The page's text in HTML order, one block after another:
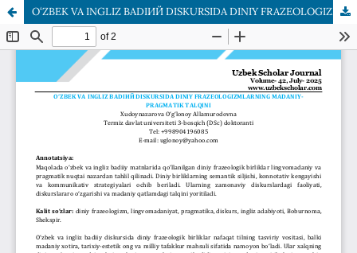
O‘ZBEK VA INGLIZ BADIИЙ DISKURSIDA DINIY FRAZEOLOGIZMLARNING MADANIY-PRAGMATIK TALQINI